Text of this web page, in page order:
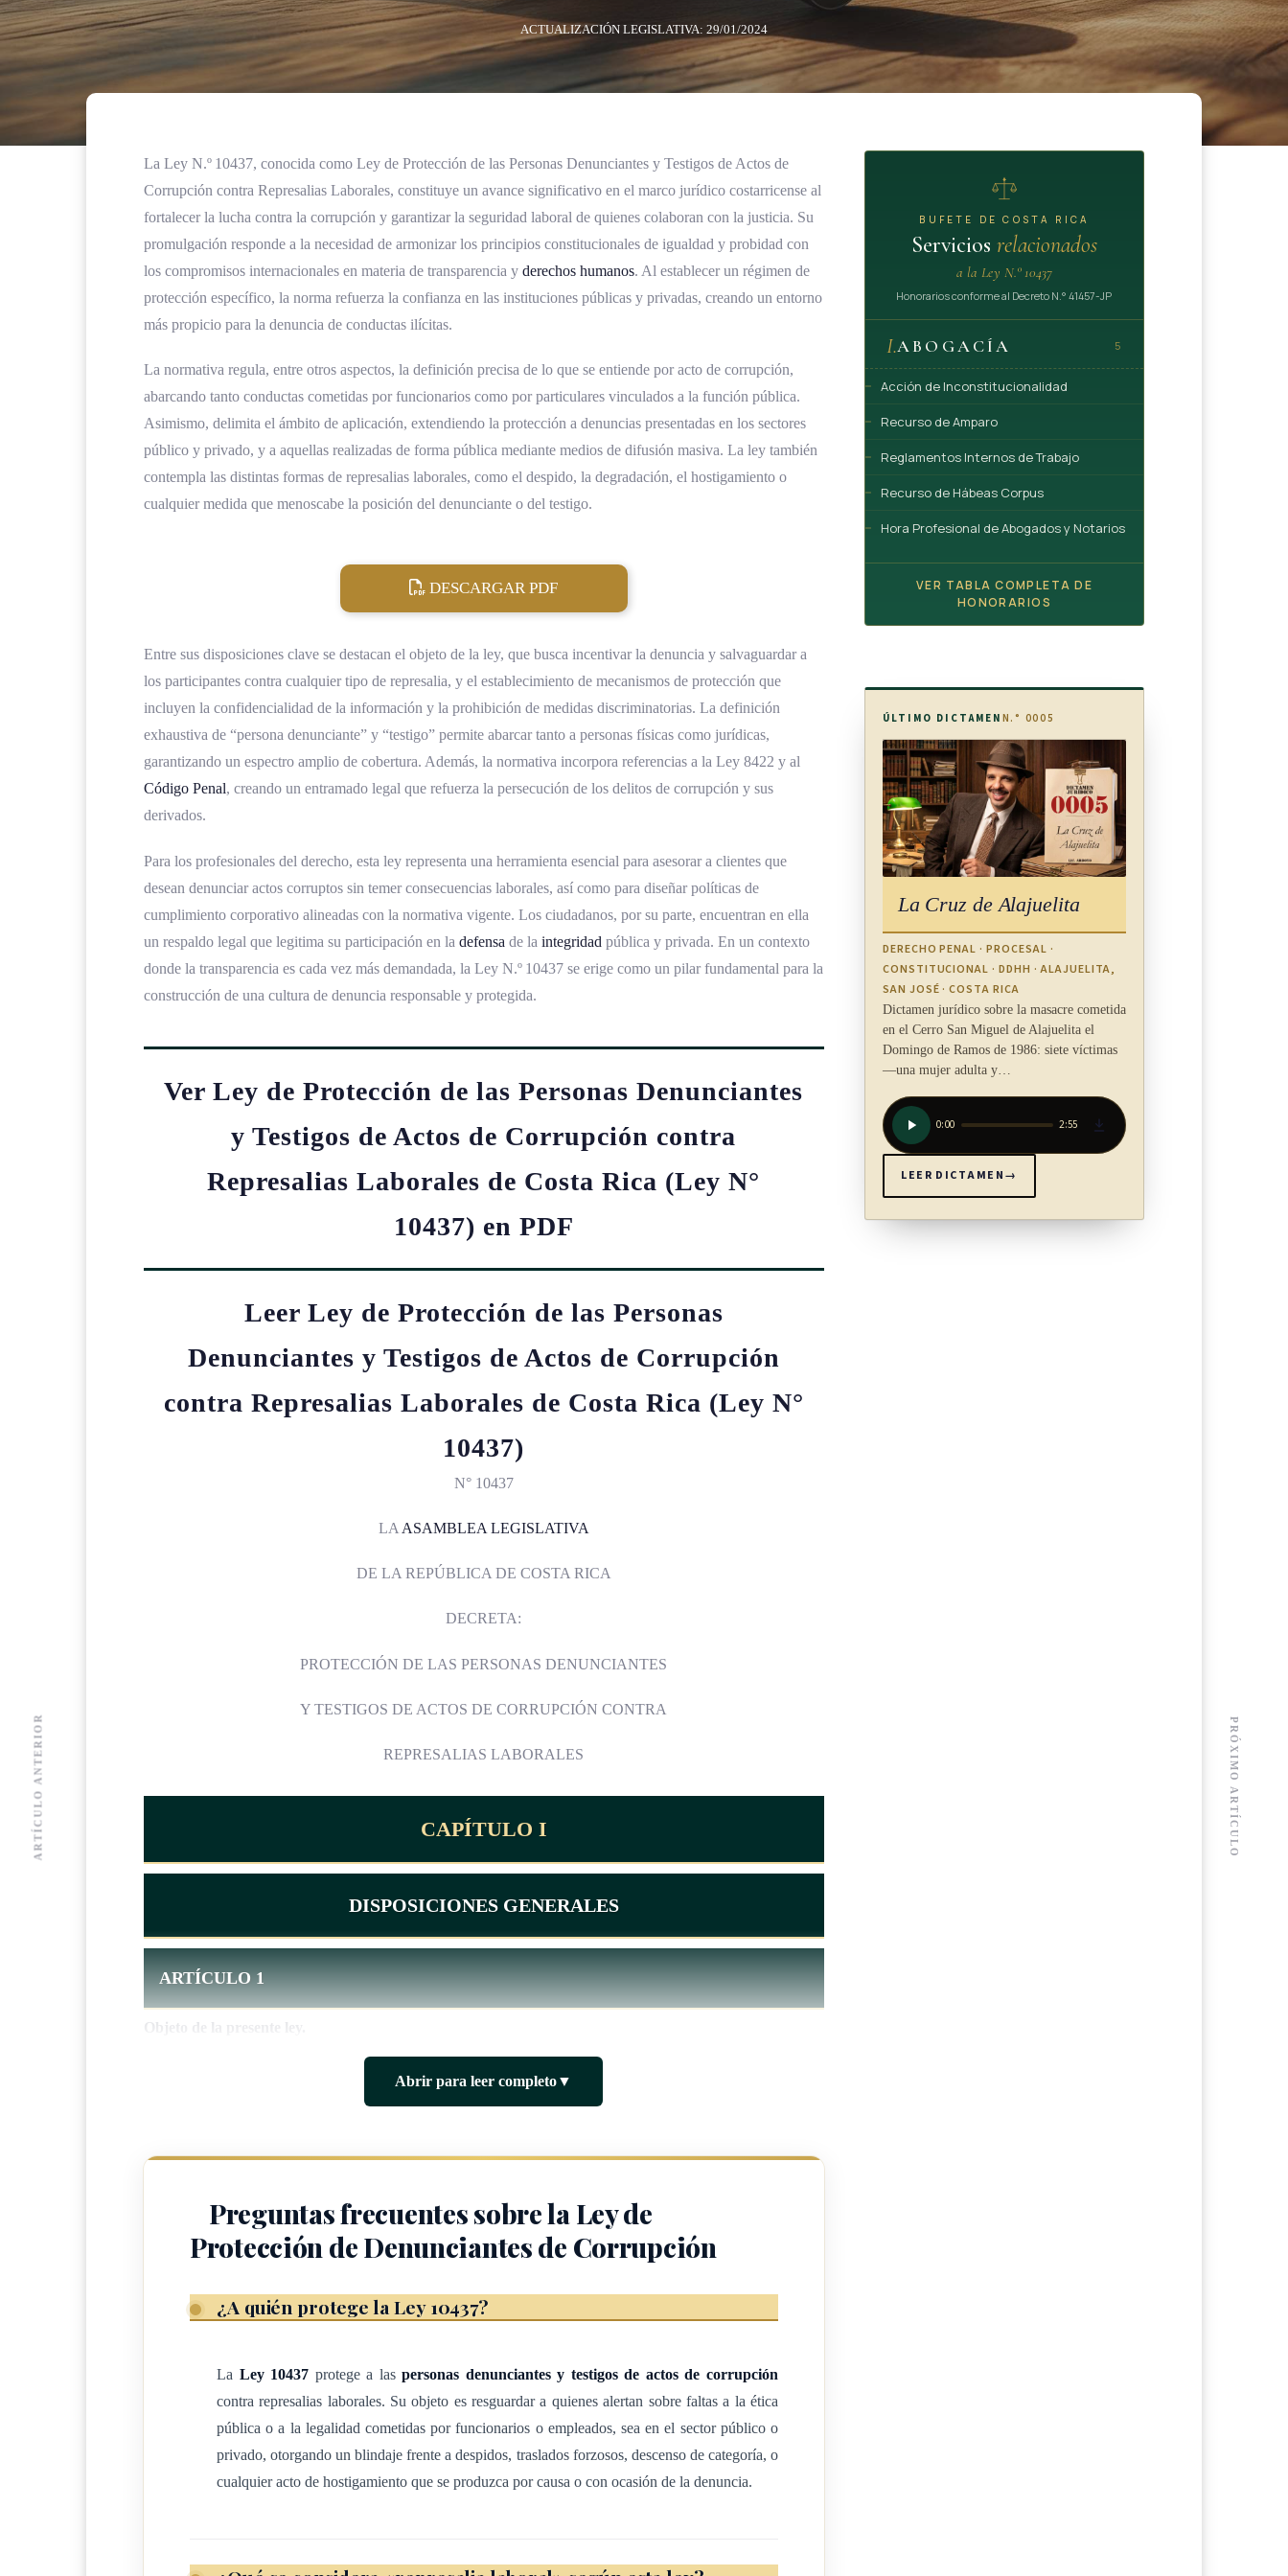
ACTUALIZACIÓN LEGISLATIVA: 29/01/2024
La Ley N.º 10437, conocida como Ley de Protección de las Personas Denunciantes y Testigos de Actos de
Corrupción contra Represalias Laborales, constituye un avance significativo en el marco jurídico costarricense al
fortalecer la lucha contra la corrupción y garantizar la seguridad laboral de quienes colaboran con la justicia. Su
promulgación responde a la necesidad de armonizar los principios constitucionales de igualdad y probidad con
los compromisos internacionales en materia de transparencia y derechos humanos. Al establecer un régimen de
protección específico, la norma refuerza la confianza en las instituciones públicas y privadas, creando un entorno
más propicio para la denuncia de conductas ilícitas.
La normativa regula, entre otros aspectos, la definición precisa de lo que se entiende por acto de corrupción,
abarcando tanto conductas cometidas por funcionarios como por particulares vinculados a la función pública.
Asimismo, delimita el ámbito de aplicación, extendiendo la protección a denuncias presentadas en los sectores
público y privado, y a aquellas realizadas de forma pública mediante medios de difusión masiva. La ley también
contempla las distintas formas de represalias laborales, como el despido, la degradación, el hostigamiento o
cualquier medida que menoscabe la posición del denunciante o del testigo.
DESCARGAR PDF
Entre sus disposiciones clave se destacan el objeto de la ley, que busca incentivar la denuncia y salvaguardar a
los participantes contra cualquier tipo de represalia, y el establecimiento de mecanismos de protección que
incluyen la confidencialidad de la información y la prohibición de medidas discriminatorias. La definición
exhaustiva de “persona denunciante” y “testigo” permite abarcar tanto a personas físicas como jurídicas,
garantizando un espectro amplio de cobertura. Además, la normativa incorpora referencias a la Ley 8422 y al
Código Penal, creando un entramado legal que refuerza la persecución de los delitos de corrupción y sus
derivados.
Para los profesionales del derecho, esta ley representa una herramienta esencial para asesorar a clientes que
desean denunciar actos corruptos sin temer consecuencias laborales, así como para diseñar políticas de
cumplimiento corporativo alineadas con la normativa vigente. Los ciudadanos, por su parte, encuentran en ella
un respaldo legal que legitima su participación en la defensa de la integridad pública y privada. En un contexto
donde la transparencia es cada vez más demandada, la Ley N.º 10437 se erige como un pilar fundamental para la
construcción de una cultura de denuncia responsable y protegida.
Ver Ley de Protección de las Personas Denunciantes
y Testigos de Actos de Corrupción contra
Represalias Laborales de Costa Rica (Ley N°
10437) en PDF
Leer Ley de Protección de las Personas
Denunciantes y Testigos de Actos de Corrupción
contra Represalias Laborales de Costa Rica (Ley N°
10437)
N° 10437
LA ASAMBLEA LEGISLATIVA
DE LA REPÚBLICA DE COSTA RICA
DECRETA:
PROTECCIÓN DE LAS PERSONAS DENUNCIANTES
Y TESTIGOS DE ACTOS DE CORRUPCIÓN CONTRA
REPRESALIAS LABORALES
CAPÍTULO I
DISPOSICIONES GENERALES
ARTÍCULO 1
Objeto de la presente ley.
Los fines de la presente ley serán brindar protección a las personas denunciantes y a los testigos de actos de
corrupción nacional o transnacional contra las represalias laborales que puedan sufrir con motivo de su
Ámbito de aplicación.
Esta ley será de aplicación respecto a las denuncias por presunta comisión de un acto de corrupción nacional o
transnacional, presentadas en el sector público o el sector privado, incluida la denuncia pública, a la protección
infracciones, de conformidad con esta ley.
Abrir para leer completo▼
Preguntas frecuentes sobre la Ley de
Protección de Denunciantes de Corrupción
¿A quién protege la Ley 10437?
La Ley 10437 protege a laspersonas denunciantes y testigos de actos de corrupción
contra represalias laborales. Su objeto es resguardar a quienes alertan sobre faltas a la ética
pública o a la legalidad cometidas por funcionarios o empleados, sea en el sector público o
privado, otorgando un blindaje frente a despidos, traslados forzosos, descenso de categoría, o
cualquier acto de hostigamiento que se produzca por causa o con ocasión de la denuncia.
ARTÍCULO ANTERIOR PRÓXIMO ARTÍCULO
BUFETE DE COSTA RICA
Servicios relacionados
a la Ley N.° 10437
Honorarios conforme al Decreto N.° 41457-JP
I.ABOGACÍA 5
Acción de Inconstitucionalidad
Recurso de Amparo
Reglamentos Internos de Trabajo
Recurso de Hábeas Corpus
Hora Profesional de Abogados y Notarios
VER TABLA COMPLETA DE
HONORARIOS
ÚLTIMO DICTAMEN N.° 0005
La Cruz de Alajuelita
DERECHO PENAL · PROCESAL ·
CONSTITUCIONAL · DDHH · ALAJUELITA,
SAN JOSÉ · COSTA RICA
Dictamen jurídico sobre la masacre cometida
en el Cerro San Miguel de Alajuelita el
Domingo de Ramos de 1986: siete víctimas
—una mujer adulta y…
0:00 2:55
LEER DICTAMEN→